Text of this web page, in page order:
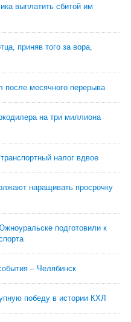
выплатить сбитой им
приняв того за вора,
месячного перерыва
на три миллиона
налог вдвое
наращивать просрочку
подготовили к
– Челябинск
победу в истории КХЛ